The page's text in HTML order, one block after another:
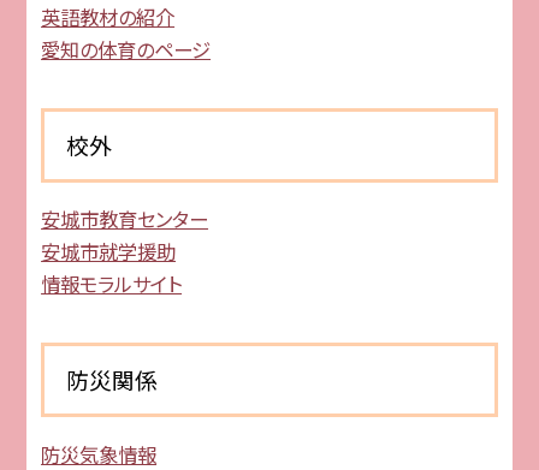
英語教材の紹介
愛知の体育のページ
校外
安城市教育センター
安城市就学援助
情報モラルサイト
防災関係
防災気象情報